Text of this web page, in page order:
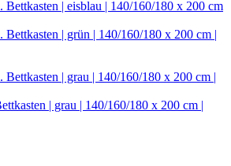
| grau | 140/160/180 x 200 cm |